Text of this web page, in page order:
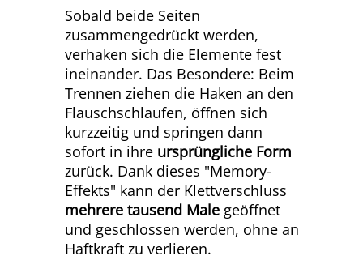
Sobald beide Seiten
zusammengedrückt werden,
verhaken sich die Elemente fest
ineinander. Das Besondere: Beim
Trennen ziehen die Haken an den
Flauschschlaufen, öffnen sich
kurzzeitig und springen dann
sofort in ihre ursprüngliche Form
zurück. Dank dieses "Memory-
Effekts" kann der Klettverschluss
mehrere tausend Male geöffnet
und geschlossen werden, ohne an
Haftkraft zu verlieren.